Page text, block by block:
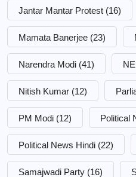
Jantar Mantar Protest (16)
Mamata Banerjee (23)
Narendra Modi (41)
Nitish Kumar (12)
PM Modi (12) Political
Political News Hindi (22)
Samajwadi Party (16)